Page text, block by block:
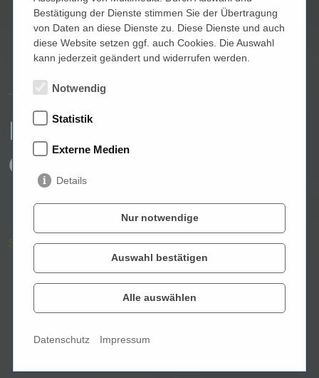
HÖRGERÄTE REICHART
Ihre Hörakustikerin in
Germering
Startseite Filialen 82110 Germering
Bestätigung der Dienste stimmen Sie der Übertragung
von Daten an diese Dienste zu. Diese Dienste und auch
diese Website setzen ggf. auch Cookies. Die Auswahl
kann jederzeit geändert und widerrufen werden.
Notwendig
Statistik
Externe Medien
Details
Nur notwendige
Auswahl bestätigen
Alle auswählen
Datenschutz Impressum